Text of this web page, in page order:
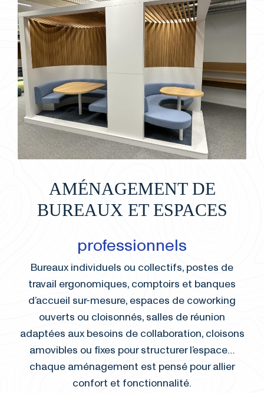
AMÉNAGEMENT DE
BUREAUX ET ESPACES
professionnels
Bureaux individuels ou collectifs, postes de
travail ergonomiques, comptoirs et banques
d’accueil sur-mesure, espaces de coworking
ouverts ou cloisonnés, salles de réunion
adaptées aux besoins de collaboration, cloisons
amovibles ou fixes pour structurer l’espace…
chaque aménagement est pensé pour allier
confort et fonctionnalité.